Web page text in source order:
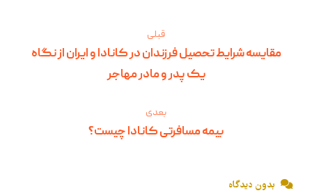
قبلی
مقایسه شرایط تحصیل فرزندان در کانادا و ایران از نگاه
یک پدر و مادر مهاجر
بعدی
بیمه مسافرتی کانادا چیست؟
بدون دیدگاه